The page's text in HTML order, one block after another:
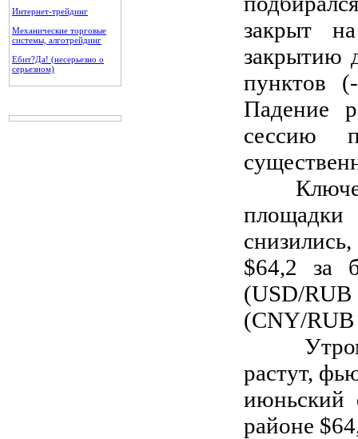
Интернет-трейдинг
Механические торговые
системы, алготрейдинг
Ебит?Да! (несерьезно о
серьезном)
закрыт
закрытию
пунктов
Падение
сессию
$64,2 за
(USD/
(CNY/RUB
Утром
растут,
июньский
районе